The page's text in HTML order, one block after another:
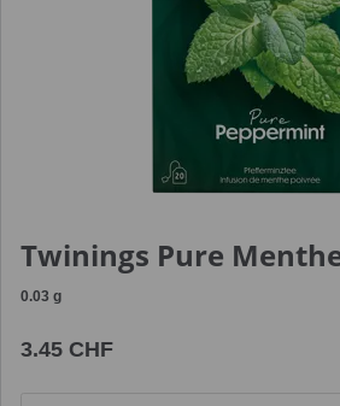
Twinings Pure
0.03 g
3.45 CHF